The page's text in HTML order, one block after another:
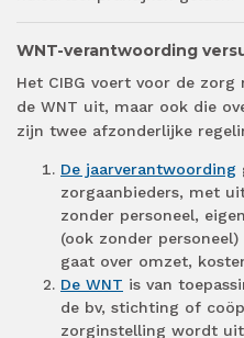
WNT-verantwoording
Het CIBG voert voor de
de WNT uit, maar ook die
zijn twee afzonderlijke
De jaarverantwoording
zorgaanbieders, met
zonder personeel,
(ook zonder
gaat over omzet,
De WNT is van
de bv, stichting of
zorginstelling wordt